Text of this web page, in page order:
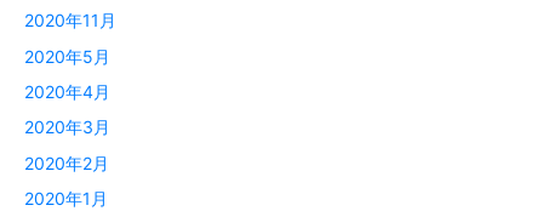
2020年11月
2020年5月
2020年4月
2020年3月
2020年2月
2020年1月